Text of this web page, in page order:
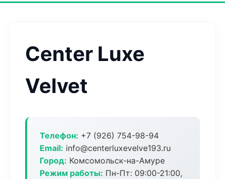
Center Luxe
Velvet
Телефон: +7 (926) 754-98-94
Email: info@centerluxevelve193.ru
Город: Комсомольск-на-Амуре
Режим работы: Пн-Пт: 09:00-21:00,